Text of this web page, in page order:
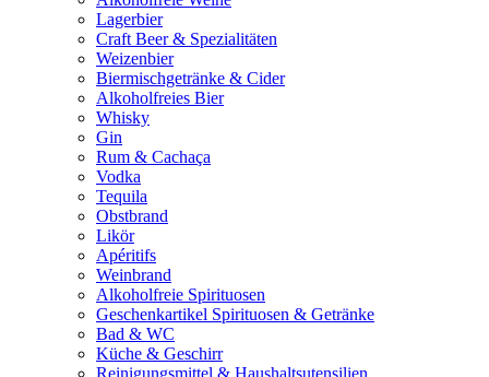
Lagerbier
Craft Beer & Spezialitäten
Weizenbier
Biermischgetränke & Cider
Alkoholfreies Bier
Whisky
Gin
Rum & Cachaça
Vodka
Tequila
Obstbrand
Likör
Apéritifs
Weinbrand
Alkoholfreie Spirituosen
Geschenkartikel Spirituosen & Getränke
Bad & WC
Küche & Geschirr
Reinigungsmittel & Haushaltsutensilien